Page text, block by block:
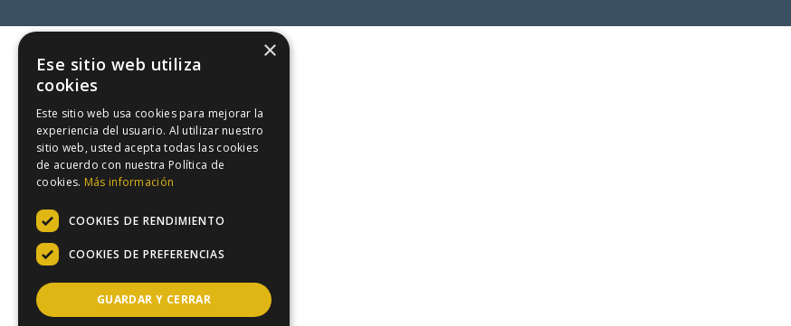
×
Ese sitio web utiliza
cookies
Este sitio web usa cookies para mejorar la
experiencia del usuario. Al utilizar nuestro
sitio web, usted acepta todas las cookies
de acuerdo con nuestra Política de
cookies. Más información
COOKIES DE RENDIMIENTO
COOKIES DE PREFERENCIAS
GUARDAR Y CERRAR